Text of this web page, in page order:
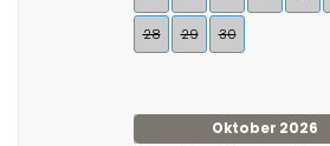
28 29 30
Oktober 2026